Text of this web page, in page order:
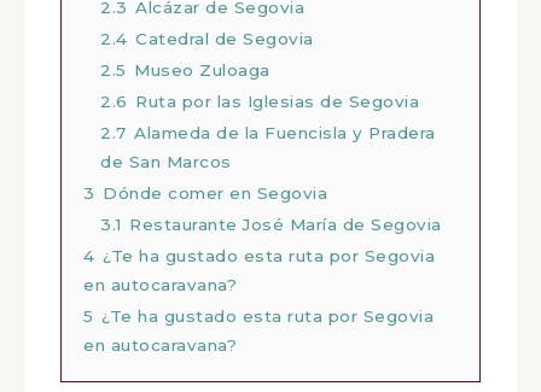
2.3 Alcázar de Segovia
2.4 Catedral de Segovia
2.5 Museo Zuloaga
2.6 Ruta por las Iglesias de Segovia
2.7 Alameda de la Fuencisla y Pradera
de San Marcos
3 Dónde comer en Segovia
3.1 Restaurante José María de Segovia
4 ¿Te ha gustado esta ruta por Segovia
en autocaravana?
5 ¿Te ha gustado esta ruta por Segovia
en autocaravana?